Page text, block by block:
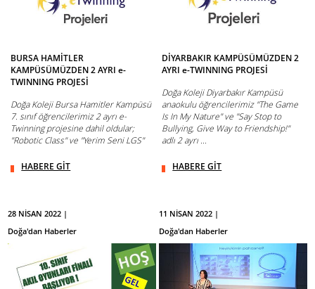
BURSA HAMİTLER
KAMPÜSÜMÜZDEN 2 AYRI e-
TWINNING PROJESİ
Doğa Koleji Bursa Hamitler Kampüsü
7. sınıf öğrencilerimiz 2 ayrı e-
Twinning projesine dahil oldular;
"Robotic Class" ve "Yerim Seni LGS"
HABERE GİT
DİYARBAKIR KAMPÜSÜMÜZDEN 2
AYRI e-TWINNING PROJESİ
Doğa Koleji Diyarbakır Kampüsü
anaokulu öğrencilerimiz "The Game
Is In My Nature" ve "Say Stop to
Bullying, Give Way to Friendship!"
adlı 2 ayrı ...
HABERE GİT
28 NİSAN 2022 |
Doğa'dan Haberler
11 NİSAN 2022 |
Doğa'dan Haberler